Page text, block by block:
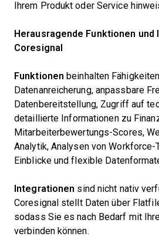
Ihrem Produkt oder Service
Herausragende Funktionen
Coresignal
Funktionen beinhalten
Datenanreicherung, anpassbare
Datenbereitstellung, Zugriff auf
detaillierte Informationen zu
Mitarbeiterbewertungs-Scores,
Analytik, Analysen von Workforce-
Einblicke und flexible
Integrationen sind nicht nativ
Coresignal stellt Daten über
sodass Sie es nach Bedarf mit
verbinden können.